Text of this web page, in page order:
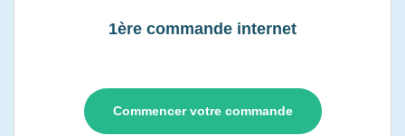
1ère commande internet
Commencer votre commande